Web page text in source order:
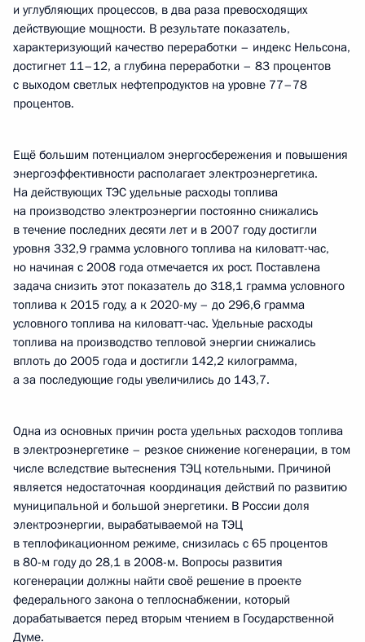
и углубляющих процессов, в два раза превосходящих
действующие мощности. В результате показатель,
характеризующий качество переработки – индекс Нельсона,
достигнет 11–12, а глубина переработки – 83 процентов
с выходом светлых нефтепродуктов на уровне 77–78
процентов.
Ещё большим потенциалом энергосбережения и повышения
энергоэффективности располагает электроэнергетика.
На действующих ТЭС удельные расходы топлива
на производство электроэнергии постоянно снижались
в течение последних десяти лет и в 2007 году достигли
уровня 332,9 грамма условного топлива на киловатт-час,
но начиная с 2008 года отмечается их рост. Поставлена
задача снизить этот показатель до 318,1 грамма условного
топлива к 2015 году, а к 2020-му – до 296,6 грамма
условного топлива на киловатт-час. Удельные расходы
топлива на производство тепловой энергии снижались
вплоть до 2005 года и достигли 142,2 килограмма,
а за последующие годы увеличились до 143,7.
Одна из основных причин роста удельных расходов топлива
в электроэнергетике – резкое снижение когенерации, в том
числе вследствие вытеснения ТЭЦ котельными. Причиной
является недостаточная координация действий по развитию
муниципальной и большой энергетики. В России доля
электроэнергии, вырабатываемой на ТЭЦ
в теплофикационном режиме, снизилась с 65 процентов
в 80-м году до 28,1 в 2008-м. Вопросы развития
когенерации должны найти своё решение в проекте
федерального закона о теплоснабжении, который
дорабатывается перед вторым чтением в Государственной
Думе.